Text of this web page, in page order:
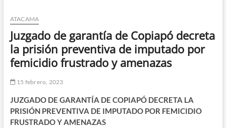
ATACAMA
Juzgado de garantía de Copiapó decreta
la prisión preventiva de imputado por
femicidio frustrado y amenazas
15 febrero, 2023
JUZGADO DE GARANTÍA DE COPIAPÓ DECRETA LA
PRISIÓN PREVENTIVA DE IMPUTADO POR FEMICIDIO
FRUSTRADO Y AMENAZAS